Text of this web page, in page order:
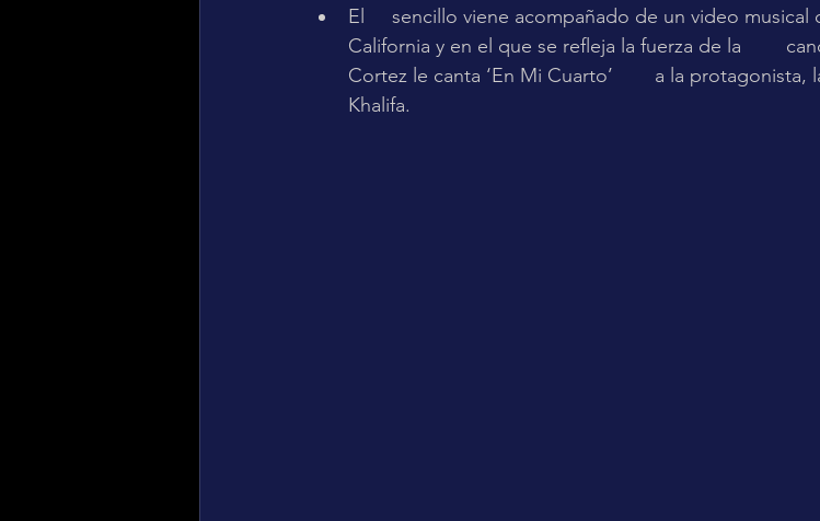
El 	sencillo viene acompañado de un video musical que se grabó en un 	desierto de
California y en el que se refleja la fuerza de la 	canción. Entre las llamas, Jhay
Cortez le canta ‘En Mi Cuarto’ 	a la protagonista, la reconocida influencer Mia
Khalifa.